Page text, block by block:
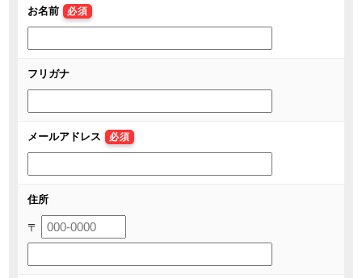
お名前 必須
フリガナ
メールアドレス 必須
住所
〒